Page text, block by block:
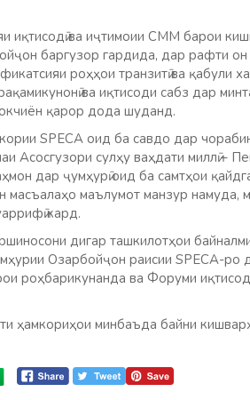
иқтисодӣ ва иҷтимоии СММ барои
баргузор гардида, дар рафти
роҳҳои транзитӣ ва қабули
ва иқтисоди сабз дар
қарор дода шуданд.
SPECA оид ба савдо дар
Асосгузори сулҳу ваҳдати миллӣ –
дар ҷумҳурӣ оид ба самтҳои
масъалаҳо маълумот манзур
кард.
дигар ташкилотҳои
Озарбойҷон раисии SPECA-ро
роҳбарикунанда ва Форуми
ҳамкориҳои минбаъда байни